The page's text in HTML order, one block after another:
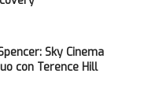
Sky Cinema
con Terence Hill